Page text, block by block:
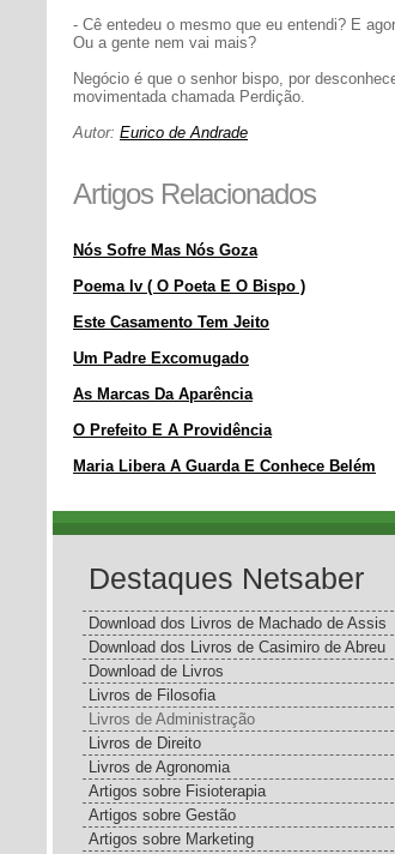
- Cê entedeu o mesmo que eu entendi? E
Ou a gente nem vai mais?
Negócio é que o senhor bispo, por
movimentada chamada Perdição.
Autor: Eurico de Andrade
Artigos Relacionados
Nós Sofre Mas Nós Goza
Poema Iv ( O Poeta E O Bispo )
Este Casamento Tem Jeito
Um Padre Excomugado
As Marcas Da Aparência
O Prefeito E A Providência
Maria Libera A Guarda E Conhece Belém
Destaques Netsaber
Download dos Livros de Machado de Assis
Download dos Livros de Casimiro de Abreu
Download de Livros
Livros de Filosofia
Livros de Administração
Livros de Direito
Livros de Agronomia
Artigos sobre Fisioterapia
Artigos sobre Gestão
Artigos sobre Marketing